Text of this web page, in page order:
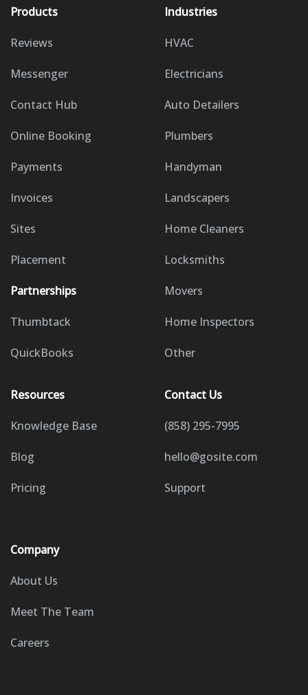
Products
Reviews
Messenger
Contact Hub
Online Booking
Payments
Invoices
Sites
Placement
Partnerships
Thumbtack
QuickBooks
Industries
HVAC
Electricians
Auto Detailers
Plumbers
Handyman
Landscapers
Home Cleaners
Locksmiths
Movers
Home Inspectors
Other
Resources
Knowledge Base
Blog
Pricing
Company
About Us
Meet The Team
Careers
Contact Us
(858) 295-7995
hello@gosite.com
Support